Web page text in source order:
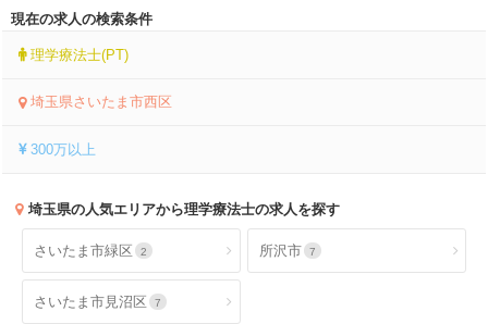
現在の求人の検索条件
理学療法士(PT)
埼玉県さいたま市西区
300万以上
埼玉県の人気エリアから理学療法士の求人を探す
さいたま市緑区 2 所沢市 7
さいたま市見沼区 7